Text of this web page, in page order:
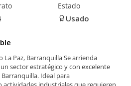
Estado
Usado
La Paz, Barranquilla Se arrienda
sector estratégico y con excelente
Ideal para